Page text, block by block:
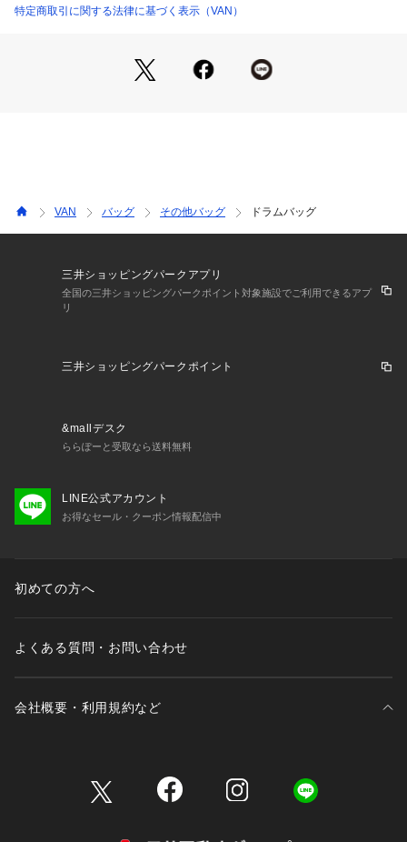
際のバッグや旅先でのサブバッグとしておすすめです
特定商取引に関する法律に基づく表示（VAN）
VAN バッグ その他バッグ ドラムバッグ
三井ショッピングパークアプリ
全国の三井ショッピングパークポイント対象施設でご利用できるアプ
リ
三井ショッピングパークポイント
&mallデスク
ららぽーと受取なら送料無料
LINE公式アカウント
お得なセール・クーポン情報配信中
初めての方へ
よくある質問・お問い合わせ
会社概要・利用規約など